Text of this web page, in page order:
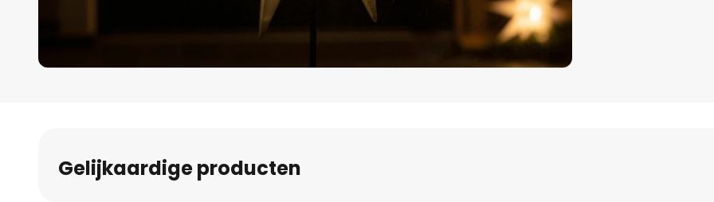
vanGelijkaardige producten